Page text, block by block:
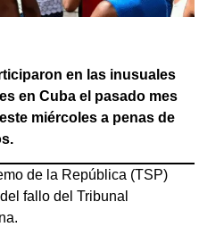
en las inusuales
en Cuba el pasado mes
miércoles a penas de
de la República (TSP)
fallo del Tribunal